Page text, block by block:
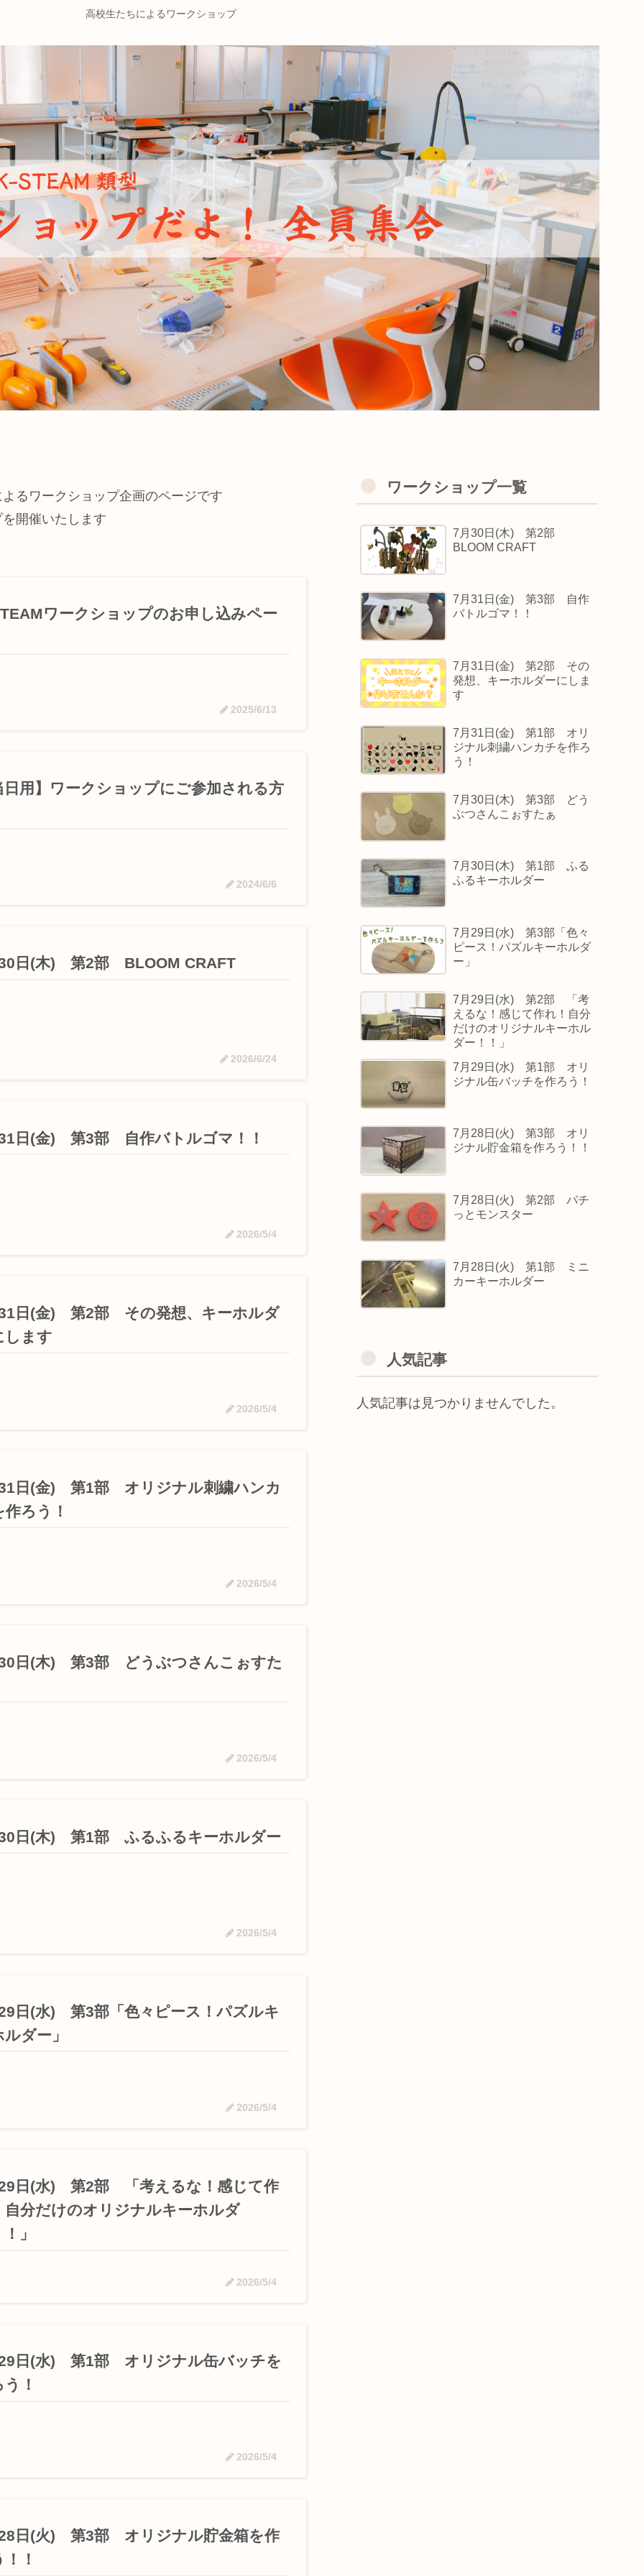
高校生たちによるワークショップ
るワークショップ企画のページです
開催いたします
ワークショップのお申し込みペー
2025/6/13
日用】ワークショップにご参加される方
2024/6/6
日(木) 第2部 BLOOM CRAFT
2026/6/24
日(金) 第3部 自作バトルゴマ！！
2026/5/4
日(金) 第2部 その発想、キーホルダ
します
2026/5/4
日(金) 第1部 オリジナル刺繍ハンカ
ろう！
2026/5/4
日(木) 第3部 どうぶつさんこぉすた
2026/5/4
日(木) 第1部 ふるふるキーホルダー
2026/5/4
日(水) 第3部「色々ピース！パズルキ
ダー」
2026/5/4
日(水) 第2部 「考えるな！感じて作
自分だけのオリジナルキーホルダ
」
2026/5/4
日(水) 第1部 オリジナル缶バッチを
！
2026/5/4
日(火) 第3部 オリジナル貯金箱を作
！
ワークショップ一覧
7月30日(木) 第2部
BLOOM CRAFT
7月31日(金) 第3部 自作
バトルゴマ！！
7月31日(金) 第2部 その
発想、キーホルダーにしま
す
7月31日(金) 第1部 オリ
ジナル刺繍ハンカチを作ろ
う！
7月30日(木) 第3部 どう
ぶつさんこぉすたぁ
7月30日(木) 第1部 ふる
ふるキーホルダー
7月29日(水) 第3部「色々
ピース！パズルキーホルダ
ー」
7月29日(水) 第2部 「考
えるな！感じて作れ！自分
だけのオリジナルキーホル
ダー！！」
7月29日(水) 第1部 オリ
ジナル缶バッチを作ろう！
7月28日(火) 第3部 オリ
ジナル貯金箱を作ろう！！
7月28日(火) 第2部 パチ
っとモンスター
7月28日(火) 第1部 ミニ
カーキーホルダー
人気記事
人気記事は見つかりませんでした。